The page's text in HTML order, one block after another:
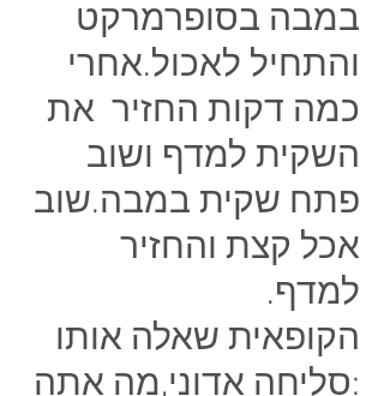
במבה בסופרמרקט
והתחיל לאכול.אחרי
כמה דקות החזיר את
השקית למדף ושוב
פתח שקית במבה.שוב
אכל קצת והחזיר
למדף.
הקופאית שאלה אותו
:סליחה אדוני,מה אתה